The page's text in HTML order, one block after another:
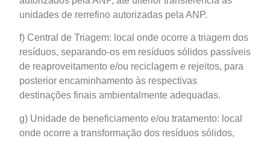
unidades de rerrefino autorizadas pela ANP.
f) Central de Triagem: local onde ocorre a triagem dos
resíduos, separando-os em resíduos sólidos passíveis
de reaproveitamento e/ou reciclagem e rejeitos, para
posterior encaminhamento às respectivas
destinações finais ambientalmente adequadas.
g) Unidade de beneficiamento e/ou tratamento: local
onde ocorre a transformação dos resíduos sólidos,